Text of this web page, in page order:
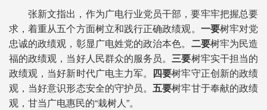
张新文指出，作为广电行业党员干部，要牢牢把握总要
求，着重从五个方面树立和践行正确政绩观。 一要树牢对党
忠诚的政绩观，彰显广电姓党的政治本色。 二要树牢为民造
福的政绩观，当好人民群众的服务员。三要树牢实干担当的
政绩观，当好新时代广电主力军。 四要树牢守正创新的政绩
观，当好意识形态安全的守护员。五要树牢甘于奉献的政绩
观，甘当广电惠民的“栽树人”。